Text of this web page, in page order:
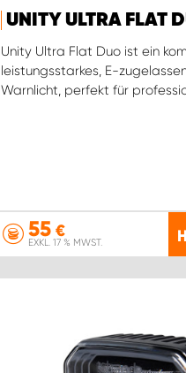
UNITY ULTRA FLAT
Unity Ultra Flat Duo ist ein
leistungsstarkes, E-
Warnlicht, perfekt für
55 €
EXKL. 17 % MWST.